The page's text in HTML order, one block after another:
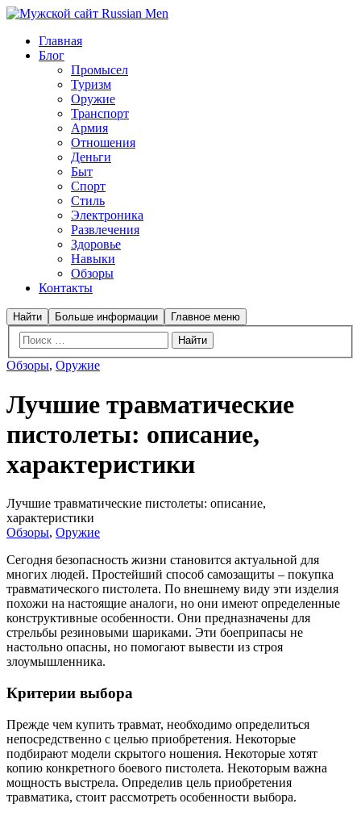
Главная
Блог
Промысел
Туризм
Оружие
Транспорт
Армия
Отношения
Деньги
Быт
Спорт
Стиль
Электроника
Развлечения
Здоровье
Навыки
Обзоры
Контакты
Найти Больше информации Главное меню
Обзоры, Оружие
Лучшие травматические
пистолеты: описание,
характеристики
Лучшие травматические пистолеты: описание,
характеристики
Обзоры, Оружие
Сегодня безопасность жизни становится актуальной для
многих людей. Простейший способ самозащиты – покупка
травматического пистолета. По внешнему виду эти изделия
похожи на настоящие аналоги, но они имеют определенные
конструктивные особенности. Они предназначены для
стрельбы резиновыми шариками. Эти боеприпасы не
настольно опасны, но помогают вывести из строя
злоумышленника.
Критерии выбора
Прежде чем купить травмат, необходимо определиться
непосредственно с целью приобретения. Некоторые
подбирают модели скрытого ношения. Некоторые хотят
копию конкретного боевого пистолета. Некоторым важна
мощность выстрела. Определив цель приобретения
травматика, стоит рассмотреть особенности выбора.